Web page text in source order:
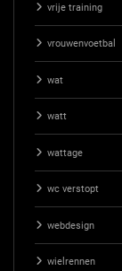
vrije training
vrouwenvoetbal
wat
watt
wattage
wc verstopt
webdesign
wielrennen